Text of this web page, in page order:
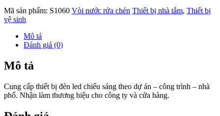
Mã sản phẩm: S1060 Vòi nước rửa chén Thiết bị nhà tắm, Thiết bị
vệ sinh
Mô tả
Đánh giá (0)
Mô tả
Cung cấp thiết bị đèn led chiếu sáng theo dự án – công trình – nhà
phố. Nhận làm thương hiệu cho công ty và cửa hàng.